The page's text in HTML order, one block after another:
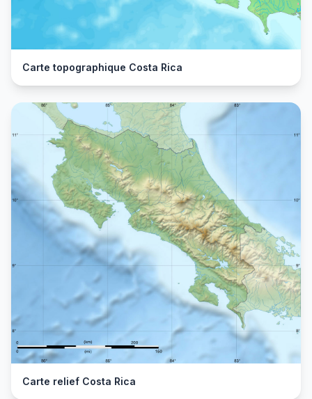
Carte topographique Costa Rica
Carte relief Costa Rica